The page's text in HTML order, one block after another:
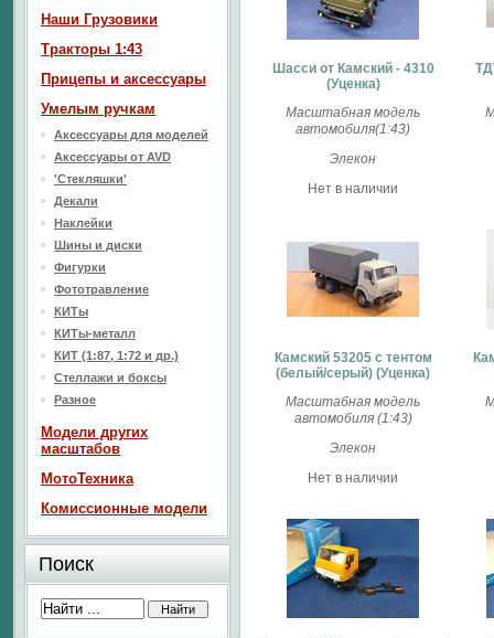
Шасси от Камский - 4310
(Уценка)
Масштабная модель
автомобиля(1:43)
Элекон
Нет в наличии
Камский 53205 с тентом
(белый/серый) (Уценка)
Масштабная модель
автомобиля (1:43)
Элекон
Нет в наличии
Наши Грузовики
Тракторы 1:43
Прицепы и аксессуары
Умелым ручкам
Аксессуары для моделей
Аксессуары от AVD
'Стекляшки'
Декали
Наклейки
Шины и диски
Фигурки
Фототравление
КИТы
КИТы-металл
КИТ (1:87, 1:72 и др.)
Стеллажи и боксы
Разное
Модели других
масштабов
МотоТехника
Комиссионные модели
Поиск